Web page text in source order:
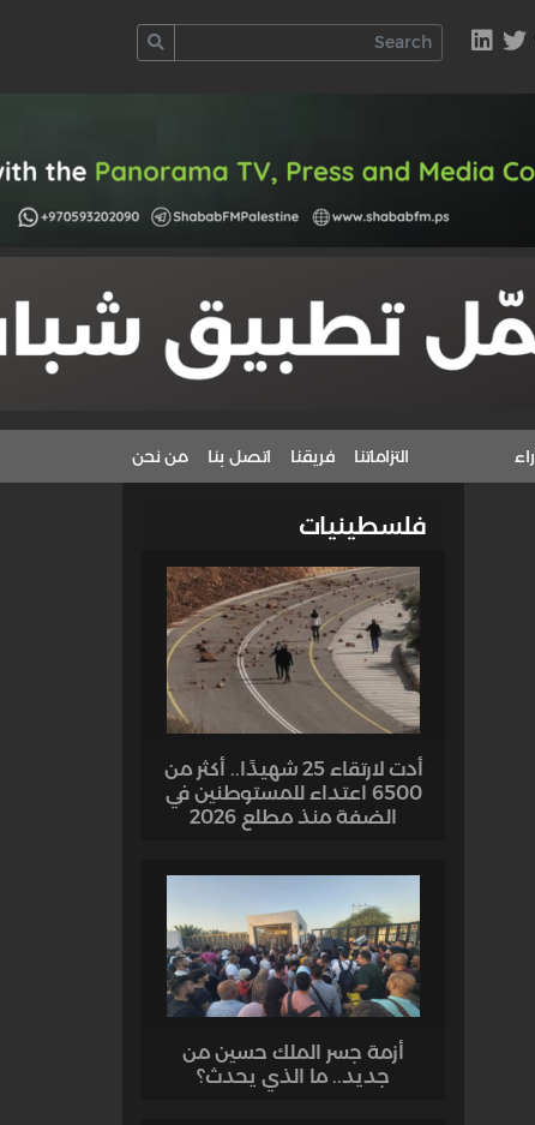
التزاماتنا فريقنا اتصل بنا من نحن
فلسطينيات
أدت لارتقاء 25 شهيدًا.. أكثر من
6500 اعتداء للمستوطنين في
الضفة منذ مطلع 2026
أزمة جسر الملك حسين من
جديد.. ما الذي يحدث؟